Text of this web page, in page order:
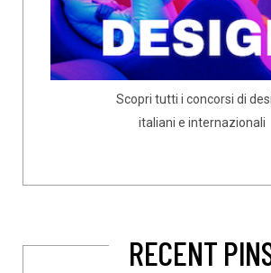
Scopri tutti i concorsi di
italiani e internazionali
RECENT